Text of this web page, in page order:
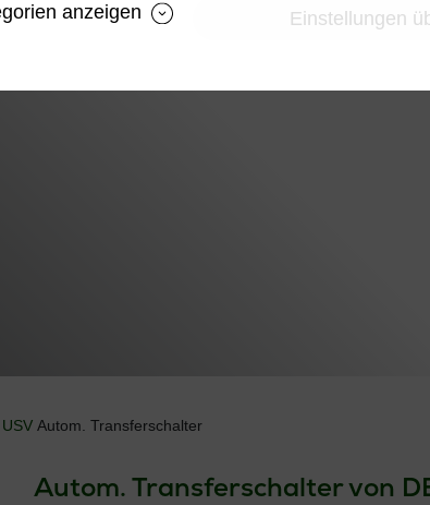
Ermöglichen eine
anzeigen Einstellungen
USV Autom. Transferschalter
Autom. Transferschalter von